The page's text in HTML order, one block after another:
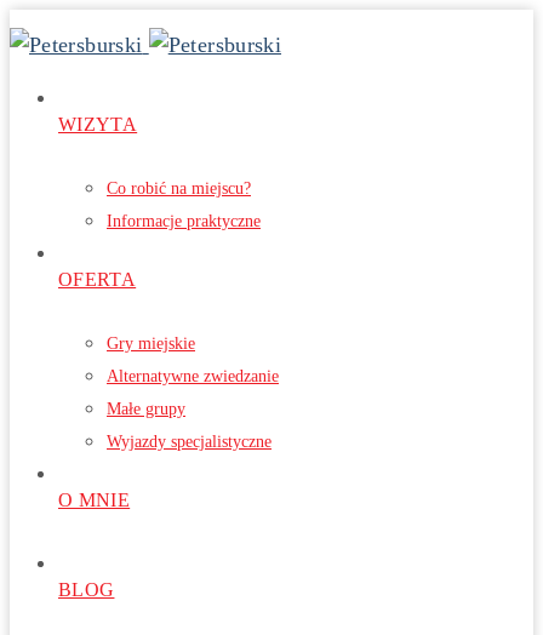
WIZYTA
Co robić na miejscu?
Informacje praktyczne
OFERTA
Gry miejskie
Alternatywne zwiedzanie
Małe grupy
Wyjazdy specjalistyczne
O MNIE
BLOG